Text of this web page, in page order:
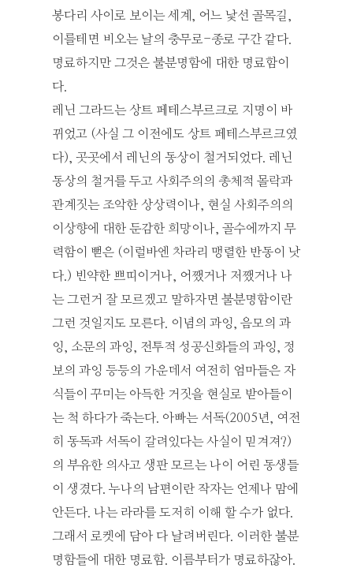
봉다리 사이로 보이는 세계, 어느 낯선 골목길,
이를테면 비오는 날의 충무로-종로 구간 같다.
명료하지만 그것은 불분명함에 대한 명료함이
다.
레닌 그라드는 상트 페테스부르크로 지명이 바
뀌었고 (사실 그 이전에도 상트 페테스부르크였
다), 곳곳에서 레닌의 동상이 철거되었다. 레닌
동상의 철거를 두고 사회주의의 총체적 몰락과
관계짓는 조악한 상상력이나, 현실 사회주의의
이상향에 대한 둔감한 희망이나, 골수에까지 무
력함이 뻗은 (이럴바엔 차라리 맹렬한 반동이 낫
다.) 빈약한 쁘띠이거나, 어쨌거나 저쨌거나 나
는 그런거 잘 모르겠고 말하자면 불분명함이란
그런 것일지도 모른다. 이념의 과잉, 음모의 과
잉, 소문의 과잉, 전투적 성공신화들의 과잉, 정
보의 과잉 등등의 가운데서 여전히 엄마들은 자
식들이 꾸미는 아득한 거짓을 현실로 받아들이
는 척 하다가 죽는다. 아빠는 서독(2005년, 여전
히 동독과 서독이 갈려있다는 사실이 믿겨져?)
의 부유한 의사고 생판 모르는 나이 어린 동생들
이 생겼다. 누나의 남편이란 작자는 언제나 맘에
안든다. 나는 라라를 도저히 이해 할 수가 없다.
그래서 로켓에 담아 다 날려버린다. 이러한 불분
명함들에 대한 명료함. 이름부터가 명료하잖아.